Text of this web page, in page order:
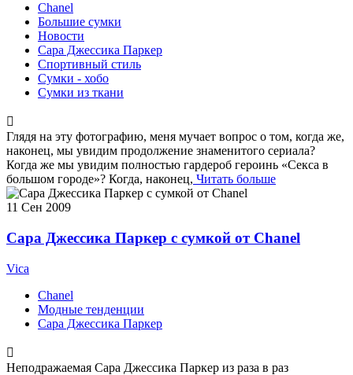
Chanel
Большие сумки
Новости
Сара Джессика Паркер
Спортивный стиль
Сумки - хобо
Сумки из ткани
Глядя на эту фотографию, меня мучает вопрос о том, когда же,
наконец, мы увидим продолжение знаменитого сериала?
Когда же мы увидим полностью гардероб героинь «Секса в
большом городе»? Когда, наконец, Читать больше
11 Сен 2009
Сара Джессика Паркер с сумкой от Chanel
Vica
Chanel
Модные тенденции
Сара Джессика Паркер
Неподражаемая Сара Джессика Паркер из раза в раз